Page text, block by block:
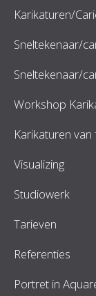
Karikaturen/
Sneltekenaar/
Sneltekenaar/
Workshop
Karikaturen van
Visualizing
Studiowerk
Tarieven
Referenties
Portret in